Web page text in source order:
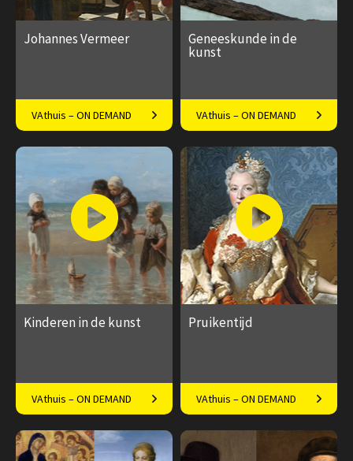
Johannes Vermeer
€ 17.50
afleveringen
Speeltijd 1 uur
VAthuis – ON DEMAND
Geneeskunde in de
kunst
€ 17.50
4
afleveringen
Speeltijd 1 uur
VAthuis – ON DEMAND
Kinderen in de kunst
€ 17.50
afleveringen
VAthuis – ON DEMAND
Pruikentijd
€ 17.50
afleveringen
VAthuis – ON DEMAND